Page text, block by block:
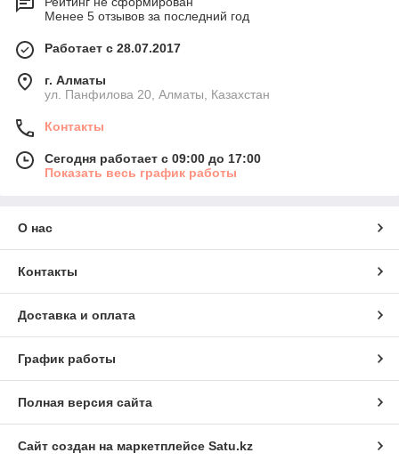
Менее 5 отзывов за последний год
Работает с 28.07.2017
г. Алматы
ул. Панфилова 20, Алматы, Казахстан
Контакты
Сегодня работает с 09:00 до 17:00
Показать весь график работы
О нас
Контакты
Доставка и оплата
График работы
Полная версия сайта
Сайт создан на маркетплейсе Satu.kz